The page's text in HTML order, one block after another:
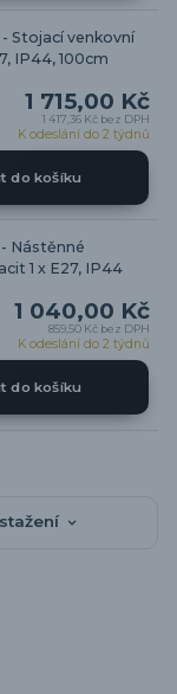
- Stojací venkovní
IP44, 100cm
1 715,00 Kč
1 417,36 Kč bez DPH
K odeslání do 2 týdnů
do košíku
Nástěnné
1 x E27, IP44
1 040,00 Kč
859,50 Kč bez DPH
K odeslání do 2 týdnů
do košíku